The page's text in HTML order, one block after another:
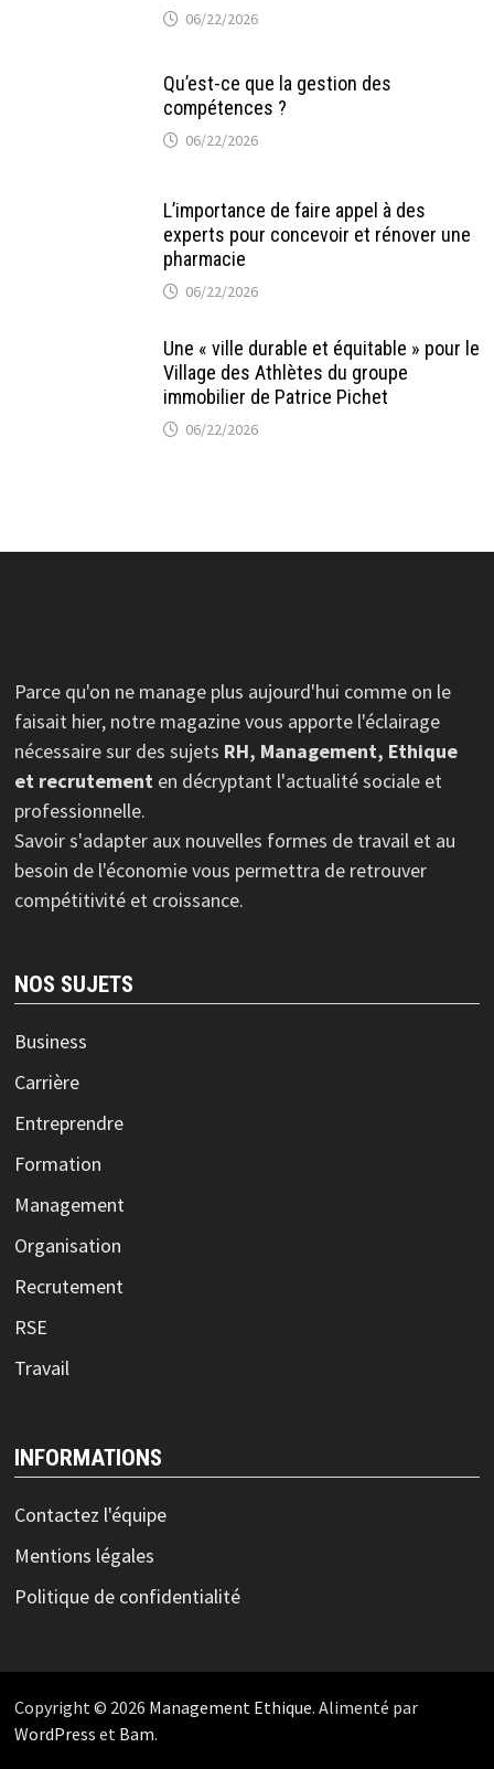
06/22/2026
Qu’est-ce que la gestion des
compétences ?
06/22/2026
L’importance de faire appel à des
experts pour concevoir et rénover une
pharmacie
06/22/2026
Une « ville durable et équitable » pour le
Village des Athlètes du groupe
immobilier de Patrice Pichet
06/22/2026
Parce qu'on ne manage plus aujourd'hui comme on le
faisait hier, notre magazine vous apporte l'éclairage
nécessaire sur des sujets RH, Management, Ethique
et recrutementen décryptant l'actualité sociale et
professionnelle.
Savoir s'adapter aux nouvelles formes de travail et au
besoin de l'économie vous permettra de retrouver
compétitivité et croissance.
NOS SUJETS
Business
Carrière
Entreprendre
Formation
Management
Organisation
Recrutement
RSE
Travail
INFORMATIONS
Contactez l'équipe
Mentions légales
Politique de confidentialité
Copyright © 2026 Management Ethique. Alimenté par
WordPress et Bam.